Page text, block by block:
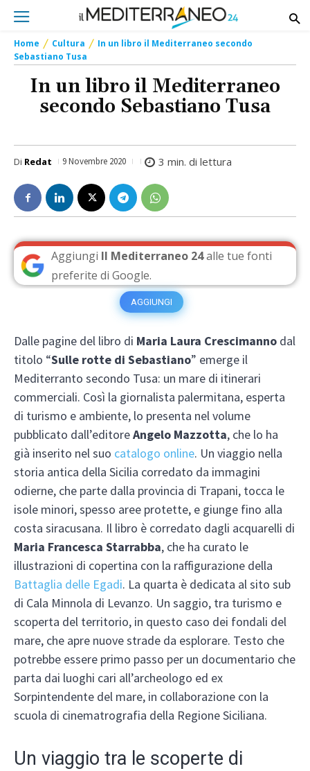
Home Cultura
In un libro il Mediterraneo secondo
Sebastiano Tusa
In un libro il Mediterraneo
secondo Sebastiano Tusa
Di Redat 9 Novembre 2020 3 min. di lettura
Aggiungi Il Mediterraneo 24alle tue fonti
preferite di Google.
AGGIUNGI
Dalle pagine del libro di Maria Laura Crescimanno dal
titolo “Sulle rotte di Sebastiano” emerge il
Mediterranto secondo Tusa: un mare di itinerari
commerciali. Così la giornalista palermitana, esperta
di turismo e ambiente, lo presenta nel volume
pubblicato dall’editoreAngelo Mazzotta, che lo ha
già inserito nel suo catalogo online. Un viaggio nella
storia antica della Sicilia corredato da immagini
odierne, che parte dalla provincia di Trapani, tocca le
isole minori, spesso aree protette, e giunge fino alla
costa siracusana. Il libro è corredato dagli acquarelli di
Maria Francesca Starrabba, che ha curato le
illustrazioni di copertina con la raffigurazione della
Battaglia delle Egadi. La quarta è dedicata al sito sub
di Cala Minnola di Levanzo. Un saggio, tra turismo e
scoperta del territorio, in questo caso dei fondali del
mare, che apre nuove strade da esplorare. Testo che
potrebbe essere primo passo per un documentario che
parta dai luoghi cari all’archeologo ed ex
Sorpintendente del mare, in collaborazione con la
scuola di cinematrografia della Regione Siciliana.
Un viaggio tra le scoperte di